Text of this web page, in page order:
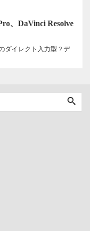
、DaVinci Resolve
ダイレクト入力型？デ